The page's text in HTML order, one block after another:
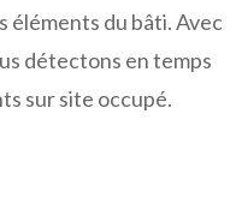
éléments du bâti. Avec
détectons en temps
sur site occupé.